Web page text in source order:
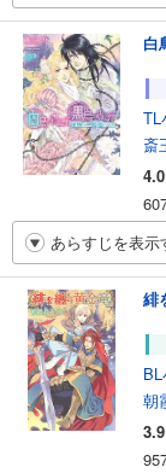
白
TL
斎
4.0
あらすじを表示
緋
朝
3.9